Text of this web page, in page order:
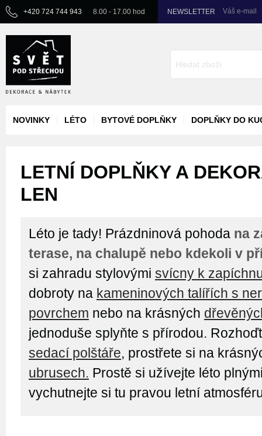
+420 724 744 943 8.00 - 17.00 hod NEWSLETTER Váš e-mail
NOVINKY LÉTO BYTOVÉ DOPLŇKY DOPLŇKY DO
LETNÍ DOPLŇKY A
LEN
Léto je tady! Prázdninová pohoda na
terase, na chalupě nebo kdekoli v
si zahradu stylovými svícny k
dobroty na kameninových talířích s
povrchem nebo na krásných
jednoduše splyňte s přírodou.
sedací polštáře, prostřete si na
ubrusech. Prostě si užívejte léto
vychutnejte si tu pravou letní